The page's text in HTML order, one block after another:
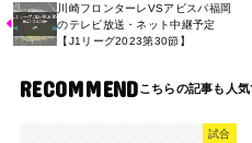
川崎フロンターレVSアビスパ福岡
のテレビ放送・ネット中継予定
【J1リーグ2023第30節】
RECOMMEND
試合